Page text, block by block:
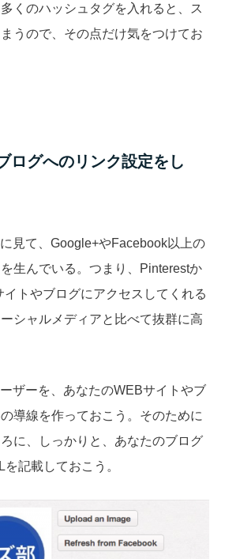
くのハッシュタグを入れると、ス
うので、その点だけ気をつけてお
ログへのリンク設定をし
見て、Google+やFacebook以上の
生んでいる。つまり、Pinterestか
イトやブログにアクセスしてくれる
シャルメディアと比べて抜群に高
ザーを、あなたのWEBサイトやブ
導線を作っておこう。そのために
に、しっかりと、あなたのブログ
記載しておこう。